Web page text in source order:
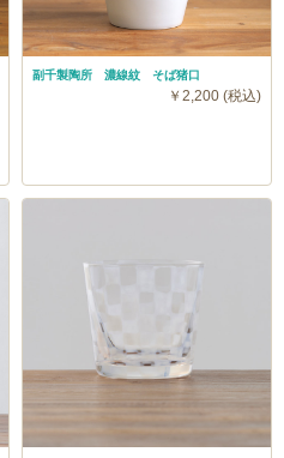
副千製陶所 濃線紋 そば猪口
￥2,200 (税込)